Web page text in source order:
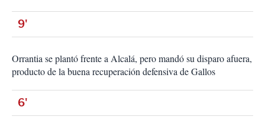
9'
Orrantia se plantó frente a Alcalá, pero mandó su disparo afuera,
producto de la buena recuperación defensiva de Gallos
6'